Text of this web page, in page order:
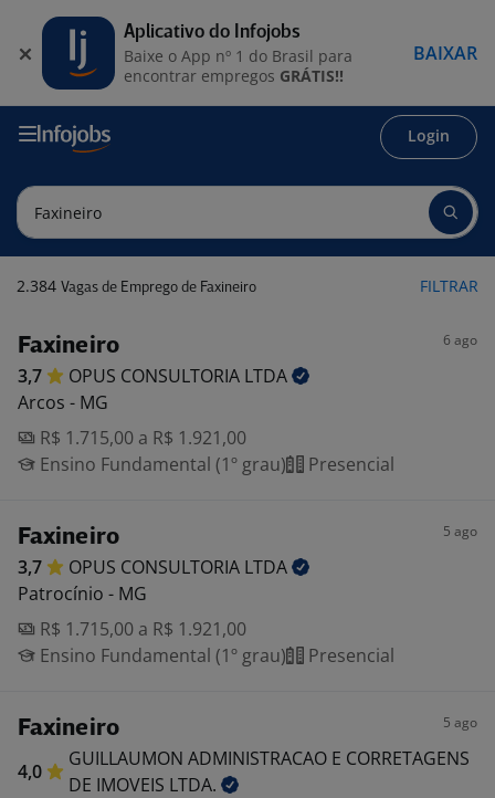
Login
2.384 Vagas de Emprego de Faxineiro FILTRAR
Faxineiro 6 ago
3,7 OPUS CONSULTORIA LTDA
Arcos - MG
R$ 1.715,00 a R$ 1.921,00
Ensino Fundamental (1º grau)
Presencial
Faxineiro 5 ago
3,7 OPUS CONSULTORIA LTDA
Patrocínio - MG
R$ 1.715,00 a R$ 1.921,00
Ensino Fundamental (1º grau)
Presencial
Faxineiro 5 ago
4,0
GUILLAUMON ADMINISTRACAO E CORRETAGENS
DE IMOVEIS LTDA.
Aplicativo do Infojobs
Baixe o App nº 1 do Brasil para
encontrar empregos GRÁTIS!!
BAIXAR